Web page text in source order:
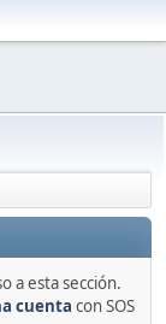
a esta sección.
cuenta con SOS